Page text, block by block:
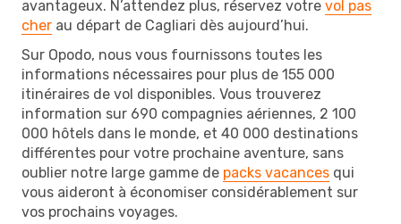
avantageux. N’attendez plus, réservez votre vol pas
cher au départ de Cagliari dès aujourd’hui.
Sur Opodo, nous vous fournissons toutes les
informations nécessaires pour plus de 155 000
itinéraires de vol disponibles. Vous trouverez
information sur 690 compagnies aériennes, 2 100
000 hôtels dans le monde, et 40 000 destinations
différentes pour votre prochaine aventure, sans
oublier notre large gamme de packs vacances qui
vous aideront à économiser considérablement sur
vos prochains voyages.